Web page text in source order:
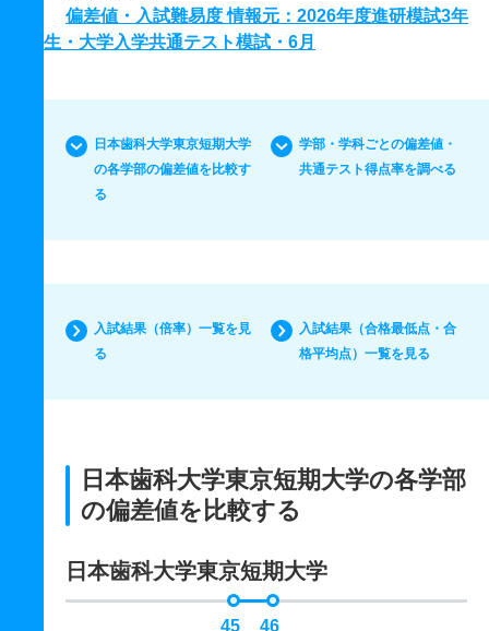
偏差値・入試難易度 情報元：2026年度進研模試3年
生・大学入学共通テスト模試・6月
日本歯科大学東京短期大学
の各学部の偏差値を比較す
る
学部・学科ごとの偏差値・
共通テスト得点率を調べる
入試結果（倍率）一覧を見
る
入試結果（合格最低点・合
格平均点）一覧を見る
日本歯科大学東京短期大学の各学部
の偏差値を比較する
日本歯科大学東京短期大学
45 46